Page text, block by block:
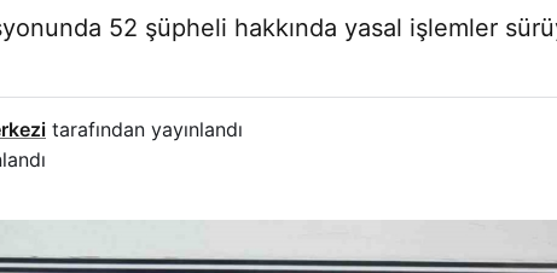
52 şüpheli hakkında yasal işlemler
tarafından yayınlandı